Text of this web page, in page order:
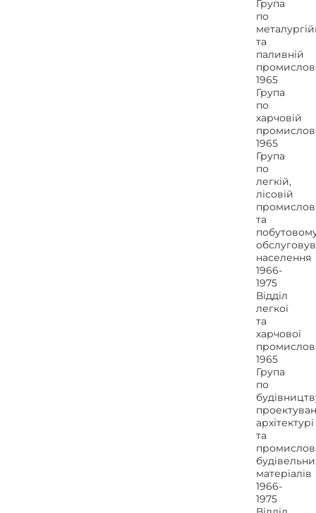
Група
по
та
паливній
1965
Група
по
харчовій
1965
Група
по
легкій,
лісовій
та
населення
1966-
1975
Відділ
легкої
та
харчової
1965
Група
по
архітектурі
та
матеріалів
1966-
1975